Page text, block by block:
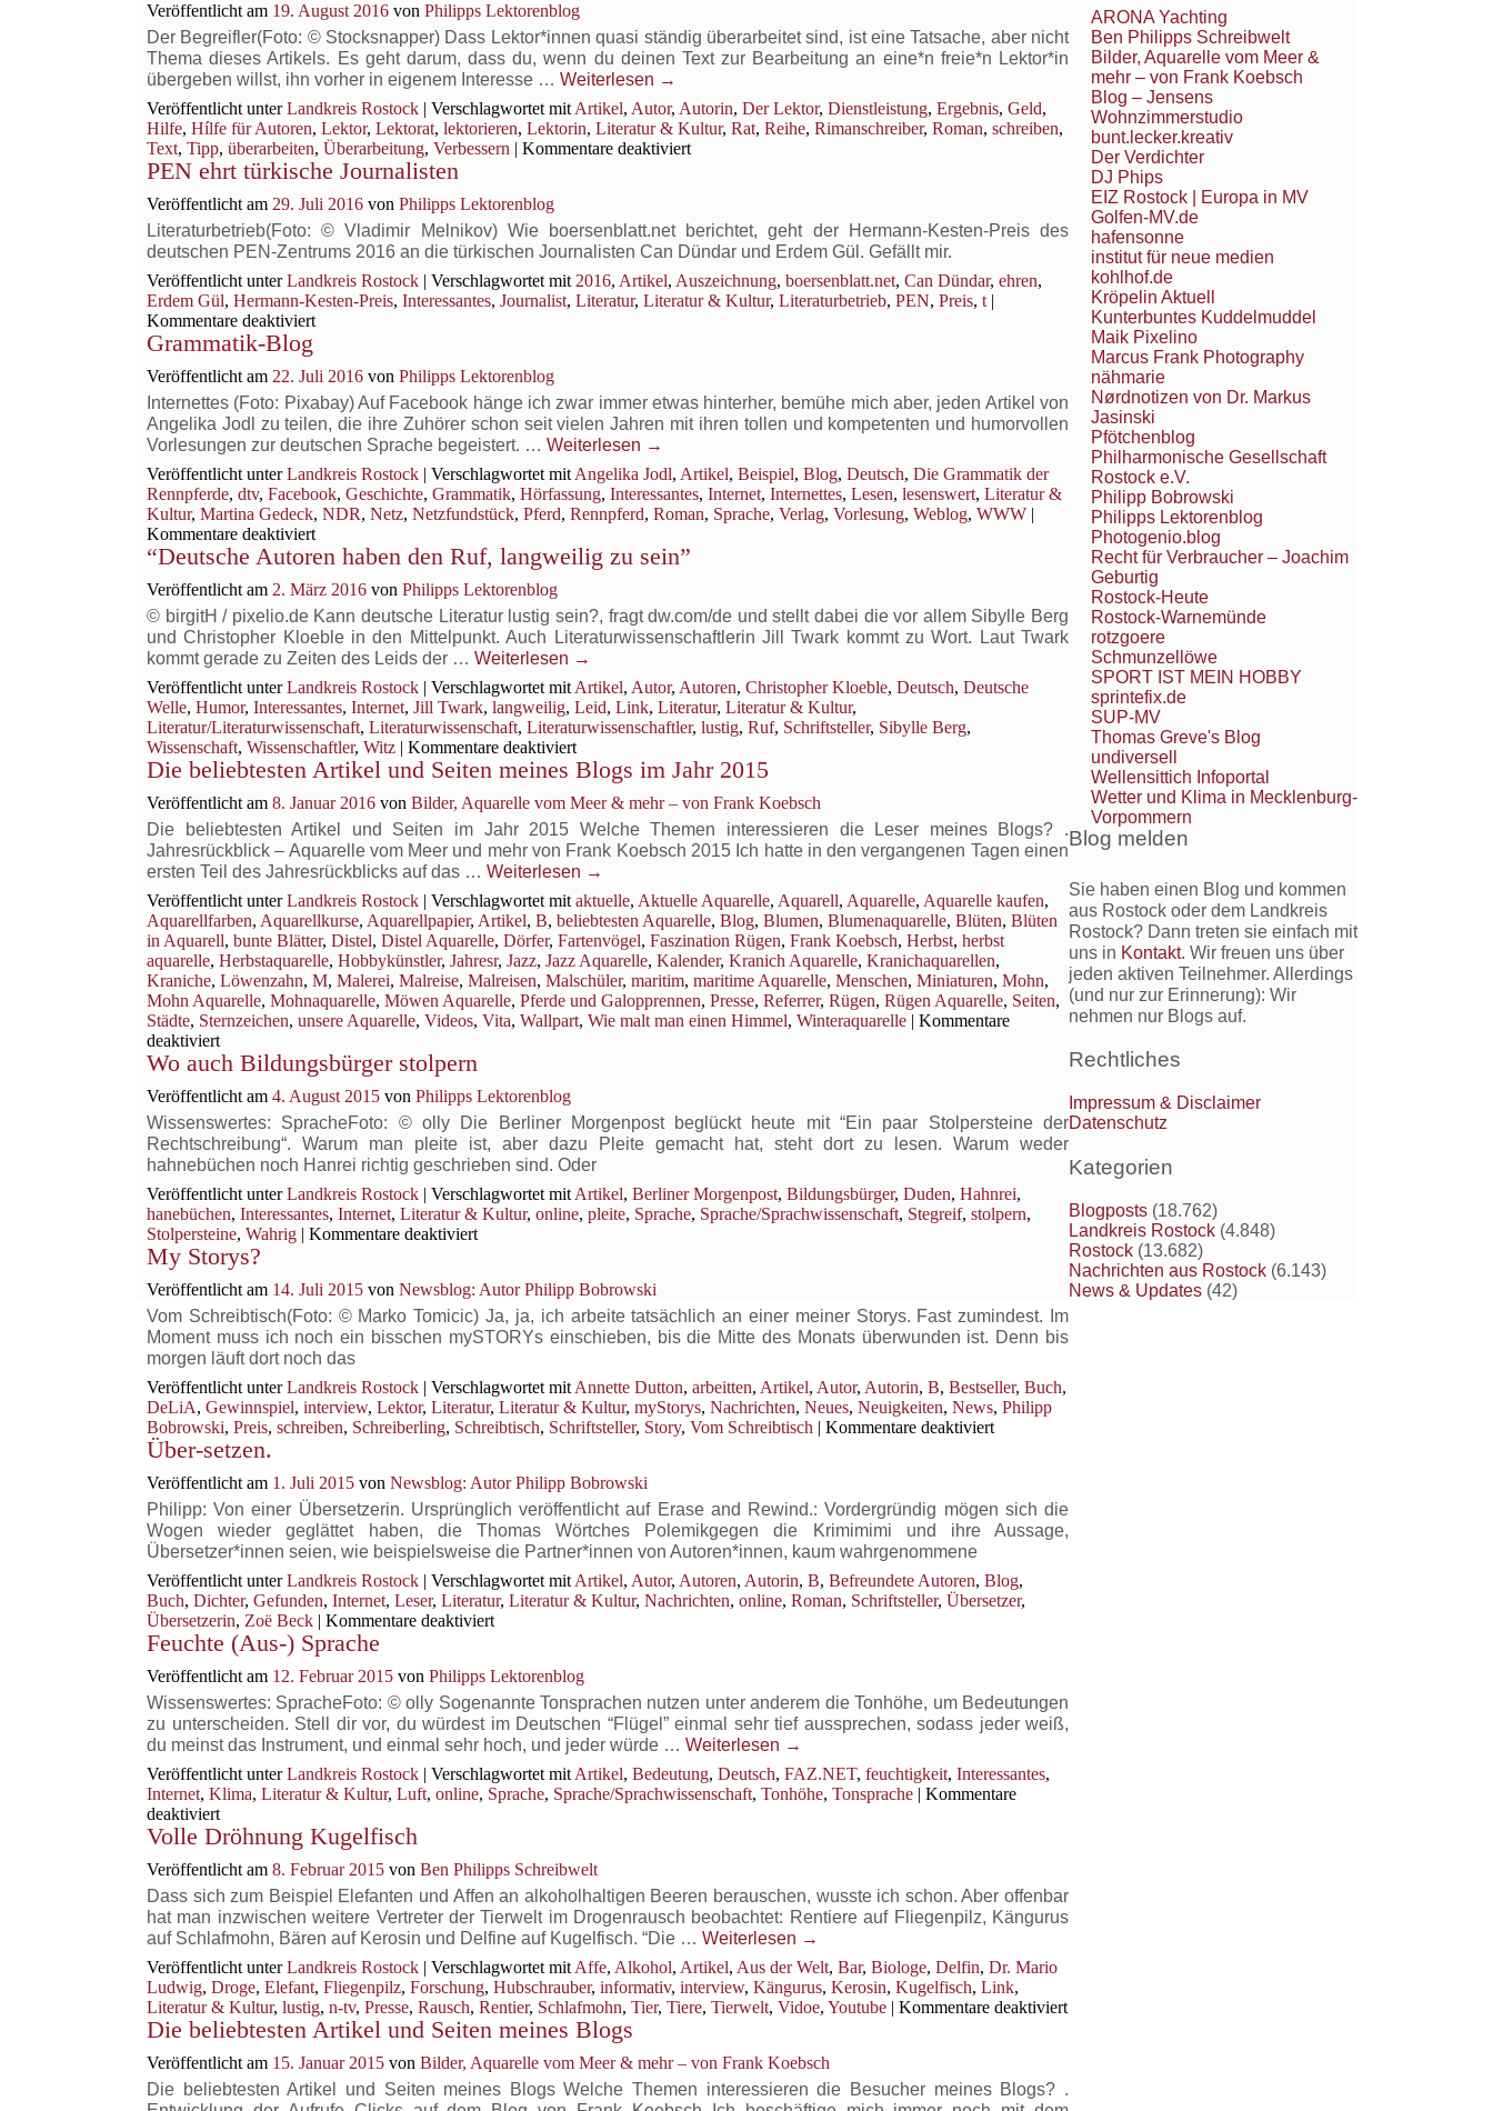
Veröffentlicht am 19. August 2016 von Philipps Lektorenblog
Der Begreifler(Foto: © Stocksnapper) Dass Lektor*innen quasi ständig überarbeitet sind, ist eine Tatsache, aber nicht
Thema dieses Artikels. Es geht darum, dass du, wenn du deinen Text zur Bearbeitung an eine*n freie*n Lektor*in
übergeben willst, ihn vorher in eigenem Interesse … Weiterlesen →
Veröffentlicht unter Landkreis Rostock | Verschlagwortet mit Artikel, Autor, Autorin, Der Lektor, Dienstleistung, Ergebnis, Geld,
Hilfe, Hílfe für Autoren, Lektor, Lektorat, lektorieren, Lektorin, Literatur & Kultur, Rat, Reihe, Rimanschreiber, Roman, schreiben,
Text, Tipp, überarbeiten, Überarbeitung, Verbessern | Kommentare deaktiviertfür
Überarbeitung
PEN ehrt türkische Journalisten
Veröffentlicht am 29. Juli 2016 von Philipps Lektorenblog
Literaturbetrieb(Foto: © Vladimir Melnikov) Wie boersenblatt.net berichtet, geht der Hermann-Kesten-Preis des
deutschen PEN-Zentrums 2016 an die türkischen Journalisten Can Dündar und Erdem Gül. Gefällt mir.
Veröffentlicht unter Landkreis Rostock | Verschlagwortet mit 2016, Artikel, Auszeichnung, boersenblatt.net, Can Dündar, ehren,
Erdem Gül, Hermann-Kesten-Preis, Interessantes, Journalist, Literatur, Literatur & Kultur, Literaturbetrieb, PEN, Preis, t |
Kommentare deaktiviertfür
türkische
Journalisten
Grammatik-Blog
Veröffentlicht am 22. Juli 2016 von Philipps Lektorenblog
Internettes (Foto: Pixabay) Auf Facebook hänge ich zwar immer etwas hinterher, bemühe mich aber, jeden Artikel von
Angelika Jodl zu teilen, die ihre Zuhörer schon seit vielen Jahren mit ihren tollen und kompetenten und humorvollen
Vorlesungen zur deutschen Sprache begeistert. … Weiterlesen →
Veröffentlicht unter Landkreis Rostock | Verschlagwortet mit Angelika Jodl, Artikel, Beispiel, Blog, Deutsch, Die Grammatik der
Rennpferde, dtv, Facebook, Geschichte, Grammatik, Hörfassung, Interessantes, Internet, Internettes, Lesen, lesenswert, Literatur &
Kultur, Martina Gedeck, NDR, Netz, Netzfundstück, Pferd, Rennpferd, Roman, Sprache, Verlag, Vorlesung, Weblog, WWW |
Kommentare deaktiviertfür
Grammatik-
“Deutsche Autoren haben den Ruf, langweilig zu sein”
Veröffentlicht am 2. März 2016 von Philipps Lektorenblog
© birgitH / pixelio.de Kann deutsche Literatur lustig sein?, fragt dw.com/de und stellt dabei die vor allem Sibylle Berg
und Christopher Kloeble in den Mittelpunkt. Auch Literaturwissenschaftlerin Jill Twark kommt zu Wort. Laut Twark
kommt gerade zu Zeiten des Leids der … Weiterlesen →
Veröffentlicht unter Landkreis Rostock | Verschlagwortet mit Artikel, Autor, Autoren, Christopher Kloeble, Deutsch, Deutsche
Welle, Humor, Interessantes, Internet, Jill Twark, langweilig, Leid, Link, Literatur, Literatur & Kultur,
Literatur/Literaturwissenschaft, Literaturwissenschaft, Literaturwissenschaftler, lustig, Ruf, Schriftsteller, Sibylle Berg,
Wissenschaft, Wissenschaftler, Witz | Kommentare deaktiviertfür
“Deutsche
Autoren
haben
den
Ruf,
langweilig
sein”
Die beliebtesten Artikel und Seiten meines Blogs im Jahr 2015
Veröffentlicht am 8. Januar 2016 von Bilder, Aquarelle vom Meer & mehr – von Frank Koebsch
Die beliebtesten Artikel und Seiten im Jahr 2015 Welche Themen interessieren die Leser meines Blogs? .
Jahresrückblick – Aquarelle vom Meer und mehr von Frank Koebsch 2015 Ich hatte in den vergangenen Tagen einen
ersten Teil des Jahresrückblicks auf das … Weiterlesen →
Veröffentlicht unter Landkreis Rostock | Verschlagwortet mit aktuelle, Aktuelle Aquarelle, Aquarell, Aquarelle, Aquarelle kaufen,
Aquarellfarben, Aquarellkurse, Aquarellpapier, Artikel, B, beliebtesten Aquarelle, Blog, Blumen, Blumenaquarelle, Blüten, Blüten
in Aquarell, bunte Blätter, Distel, Distel Aquarelle, Dörfer, Fartenvögel, Faszination Rügen, Frank Koebsch, Herbst, herbst
aquarelle, Herbstaquarelle, Hobbykünstler, Jahresr, Jazz, Jazz Aquarelle, Kalender, Kranich Aquarelle, Kranichaquarellen,
Kraniche, Löwenzahn, M, Malerei, Malreise, Malreisen, Malschüler, maritim, maritime Aquarelle, Menschen, Miniaturen, Mohn,
Mohn Aquarelle, Mohnaquarelle, Möwen Aquarelle, Pferde und Galopprennen, Presse, Referrer, Rügen, Rügen Aquarelle, Seiten,
Städte, Sternzeichen, unsere Aquarelle, Videos, Vita, Wallpart, Wie malt man einen Himmel, Winteraquarelle | Kommentare
deaktiviertfür
Die
Artikel
und
Seiten
meines
im
Jahr
2015
Wo auch Bildungsbürger stolpern
Veröffentlicht am 4. August 2015 von Philipps Lektorenblog
Wissenswertes: SpracheFoto: © olly Die Berliner Morgenpost beglückt heute mit “Ein paar Stolpersteine der
Rechtschreibung“. Warum man pleite ist, aber dazu Pleite gemacht hat, steht dort zu lesen. Warum weder
hahnebüchen noch Hanrei richtig geschrieben sind. Oder
Veröffentlicht unter Landkreis Rostock | Verschlagwortet mit Artikel, Berliner Morgenpost, Bildungsbürger, Duden, Hahnrei,
hanebüchen, Interessantes, Internet, Literatur & Kultur, online, pleite, Sprache, Sprache/Sprachwissenschaft, Stegreif, stolpern,
Stolpersteine, Wahrig | Kommentare deaktiviertfür
Bildungsbürger
stolpern
My Storys?
Veröffentlicht am 14. Juli 2015 von Newsblog: Autor Philipp Bobrowski
Vom Schreibtisch(Foto: © Marko Tomicic) Ja, ja, ich arbeite tatsächlich an einer meiner Storys. Fast zumindest. Im
Moment muss ich noch ein bisschen mySTORYs einschieben, bis die Mitte des Monats überwunden ist. Denn bis
morgen läuft dort noch das
Veröffentlicht unter Landkreis Rostock | Verschlagwortet mit Annette Dutton, arbeitten, Artikel, Autor, Autorin, B, Bestseller, Buch,
DeLiA, Gewinnspiel, interview, Lektor, Literatur, Literatur & Kultur, myStorys, Nachrichten, Neues, Neuigkeiten, News, Philipp
Bobrowski, Preis, schreiben, Schreiberling, Schreibtisch, Schriftsteller, Story, Vom Schreibtisch | Kommentare deaktiviertfür
Über-setzen.
Veröffentlicht am 1. Juli 2015 von Newsblog: Autor Philipp Bobrowski
Philipp: Von einer Übersetzerin. Ursprünglich veröffentlicht auf Erase and Rewind.: Vordergründig mögen sich die
Wogen wieder geglättet haben, die Thomas Wörtches Polemikgegen die Krimimimi und ihre Aussage,
Übersetzer*innen seien, wie beispielsweise die Partner*innen von Autoren*innen, kaum wahrgenommene
Veröffentlicht unter Landkreis Rostock | Verschlagwortet mit Artikel, Autor, Autoren, Autorin, B, Befreundete Autoren, Blog,
Buch, Dichter, Gefunden, Internet, Leser, Literatur, Literatur & Kultur, Nachrichten, online, Roman, Schriftsteller, Übersetzer,
Übersetzerin, Zoë Beck | Kommentare deaktiviertfür
Feuchte (Aus-) Sprache
Veröffentlicht am 12. Februar 2015 von Philipps Lektorenblog
Wissenswertes: SpracheFoto: © olly Sogenannte Tonsprachen nutzen unter anderem die Tonhöhe, um Bedeutungen
zu unterscheiden. Stell dir vor, du würdest im Deutschen “Flügel” einmal sehr tief aussprechen, sodass jeder weiß,
du meinst das Instrument, und einmal sehr hoch, und jeder würde … Weiterlesen →
Veröffentlicht unter Landkreis Rostock | Verschlagwortet mit Artikel, Bedeutung, Deutsch, FAZ.NET, feuchtigkeit, Interessantes,
Internet, Klima, Literatur & Kultur, Luft, online, Sprache, Sprache/Sprachwissenschaft, Tonhöhe, Tonsprache | Kommentare
deaktiviertfür
Feuchte
Sprache
Volle Dröhnung Kugelfisch
Veröffentlicht am 8. Februar 2015 von Ben Philipps Schreibwelt
Dass sich zum Beispiel Elefanten und Affen an alkoholhaltigen Beeren berauschen, wusste ich schon. Aber offenbar
hat man inzwischen weitere Vertreter der Tierwelt im Drogenrausch beobachtet: Rentiere auf Fliegenpilz, Kängurus
auf Schlafmohn, Bären auf Kerosin und Delfine auf Kugelfisch. “Die … Weiterlesen →
Veröffentlicht unter Landkreis Rostock | Verschlagwortet mit Affe, Alkohol, Artikel, Aus der Welt, Bar, Biologe, Delfin, Dr. Mario
Ludwig, Droge, Elefant, Fliegenpilz, Forschung, Hubschrauber, informativ, interview, Kängurus, Kerosin, Kugelfisch, Link,
Literatur & Kultur, lustig, n-tv, Presse, Rausch, Rentier, Schlafmohn, Tier, Tiere, Tierwelt, Vidoe, Youtube | Kommentare deaktiviertfür
Die beliebtesten Artikel und Seiten meines Blogs
Veröffentlicht am 15. Januar 2015 von Bilder, Aquarelle vom Meer & mehr – von Frank Koebsch
Die beliebtesten Artikel und Seiten meines Blogs Welche Themen interessieren die Besucher meines Blogs? .
ARONA Yachting
Ben Philipps Schreibwelt
Bilder, Aquarelle vom Meer &
mehr – von Frank Koebsch
Blog – Jensens
Wohnzimmerstudio
bunt.lecker.kreativ
Der Verdichter
DJ Phips
EIZ Rostock | Europa in MV
Golfen-MV.de
hafensonne
institut für neue medien
kohlhof.de
Kröpelin Aktuell
Kunterbuntes Kuddelmuddel
Maik Pixelino
Marcus Frank Photography
nähmarie
Nørdnotizen von Dr. Markus
Jasinski
Pfötchenblog
Philharmonische Gesellschaft
Rostock e.V.
Philipp Bobrowski
Philipps Lektorenblog
Photogenio.blog
Recht für Verbraucher – Joachim
Geburtig
Rostock-Heute
Rostock-Warnemünde
rotzgoere
Schmunzellöwe
SPORT IST MEIN HOBBY
sprintefix.de
SUP-MV
Thomas Greve's Blog
undiversell
Wellensittich Infoportal
Wetter und Klima in Mecklenburg-
Vorpommern
Blog melden
Sie haben einen Blog und kommen
aus Rostock oder dem Landkreis
Rostock? Dann treten sie einfach mit
uns in Kontakt. Wir freuen uns über
jeden aktiven Teilnehmer. Allerdings
(und nur zur Erinnerung): Wir
nehmen nur Blogs auf.
Rechtliches
Impressum & Disclaimer
Datenschutz
Kategorien
Blogposts (18.762)
Landkreis Rostock (4.848)
Rostock (13.682)
Nachrichten aus Rostock (6.143)
News & Updates (42)